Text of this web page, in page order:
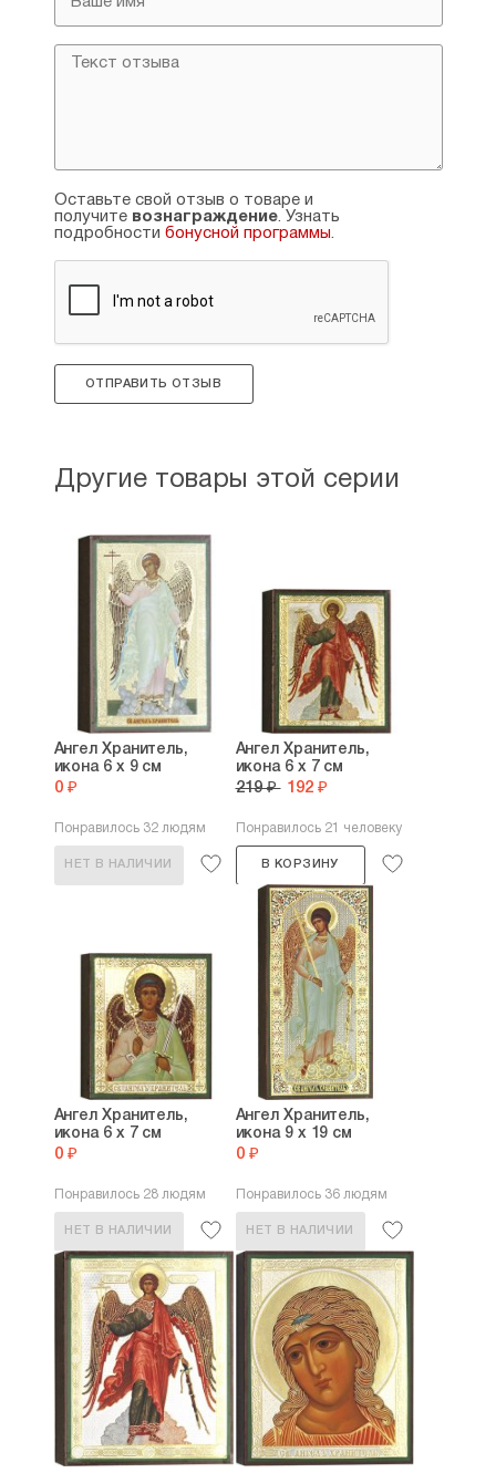
Оставьте свой отзыв о товаре и
получите вознаграждение. Узнать
подробности бонусной программы.
ОТПРАВИТЬ ОТЗЫВ
Другие товары этой серии
Ангел Хранитель,
икона 6 х 9 см
0 ₽
Понравилось 32 людям
НЕТ В НАЛИЧИИ
Ангел Хранитель,
икона 6 х 7 см
219 ₽ 192 ₽
Понравилось 21 человеку
В КОРЗИНУ
Ангел Хранитель,
икона 6 х 7 см
0 ₽
Понравилось 28 людям
НЕТ В НАЛИЧИИ
Ангел Хранитель,
икона 9 х 19 см
0 ₽
Понравилось 36 людям
НЕТ В НАЛИЧИИ